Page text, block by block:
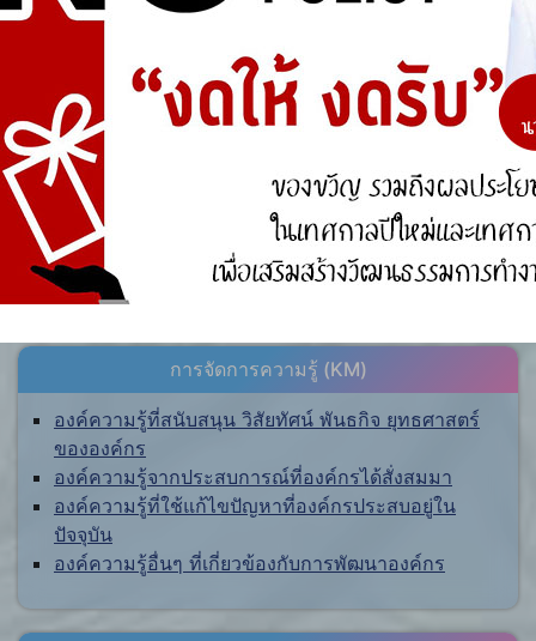
สำนักงานคณะกรรมการป้องกันและปราบปรามการ
ทุจริตแห่งชาติ (ป.ป.ช.)
สำนักงานคณะกรรมการป้องกันและปราบปรามการ
ทุจริตในภาครัฐ
การจัดการความรู้ (KM)
องค์ความรู้ที่สนับสนุน วิสัยทัศน์ พันธกิจ ยุทธศาสตร์
ขององค์กร
องค์ความรู้จากประสบการณ์ที่องค์กรได้สั่งสมมา
องค์ความรู้ที่ใช้แก้ไขปัญหาที่องค์กรประสบอยู่ใน
ปัจจุบัน
องค์ความรู้อื่นๆ ที่เกี่ยวข้องกับการพัฒนาองค์กร